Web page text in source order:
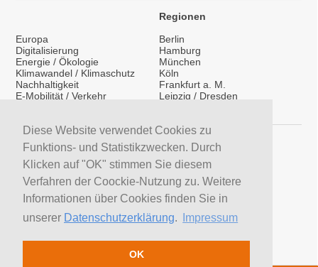
Diese Website verwendet Cookies zu
Funktions- und Statistikzwecken. Durch
Klicken auf "OK" stimmen Sie diesem
Verfahren der Coockie-Nutzung zu. Weitere
Informationen über Cookies finden Sie in
unserer Datenschutzerklärung. Impressum
OK
Europa
Digitalisierung
Energie / Ökologie
Klimawandel / Klimaschutz
Nachhaltigkeit
E-Mobilität / Verkehr
Vorträge / Keynotes
Regionen
Berlin
Hamburg
München
Köln
Frankfurt a. M.
Leipzig / Dresden
Service
LinkedIn
YouTube Moderatoren
YouTube Referenten
H&S News
Moderatoren suchen
Trainer suchen